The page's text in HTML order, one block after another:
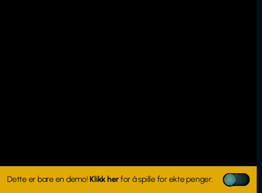
Dette er bare en demo!Klikk herfor å spille for ekte penger.